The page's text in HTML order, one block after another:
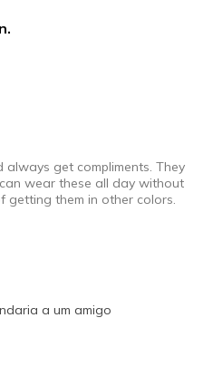
get compliments. They
wear these all day without
getting them in other colors.
a um amigo